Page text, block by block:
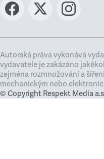
Autorská práva vykonává
vydavatele je zakázáno
zejména rozmnožování a
mechanickým nebo
© Copyright Respekt Media